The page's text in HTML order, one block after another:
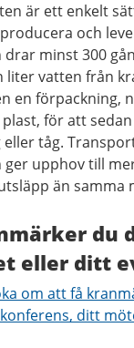
är ett enkelt
och
minst 300
liter vatten från
en förpackning,
för att
eller tåg.
upphov till
än samma
du
eller ditt
om att få
ditt